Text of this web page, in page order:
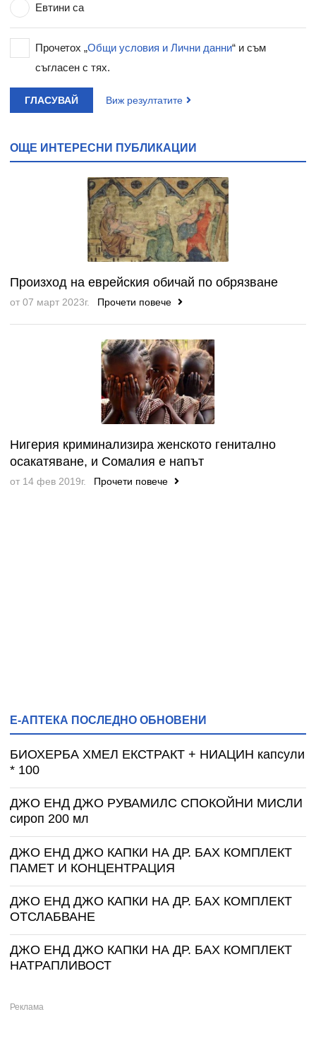
Евтини са
Прочетох „Общи условия и Лични данни“ и съм
съгласен с тях.
ГЛАСУВАЙ Виж резултатите
ОЩЕ ИНТЕРЕСНИ ПУБЛИКАЦИИ
Произход на еврейския обичай по обрязванe
от 07 март 2023г. Прочети повече
Нигерия криминализира женското генитално
осакатяване, и Сомалия е напът
от 14 фев 2019г. Прочети повече
Е-АПТЕКА ПОСЛЕДНО ОБНОВЕНИ
БИОХЕРБА ХМЕЛ ЕКСТРАКТ + НИАЦИН капсули
* 100
ДЖО ЕНД ДЖО РУВАМИЛС СПОКОЙНИ МИСЛИ
сироп 200 мл
ДЖО ЕНД ДЖО КАПКИ НА ДР. БАХ КОМПЛЕКТ
ПАМЕТ И КОНЦЕНТРАЦИЯ
ДЖО ЕНД ДЖО КАПКИ НА ДР. БАХ КОМПЛЕКТ
ОТСЛАБВАНЕ
ДЖО ЕНД ДЖО КАПКИ НА ДР. БАХ КОМПЛЕКТ
НАТРАПЛИВОСТ